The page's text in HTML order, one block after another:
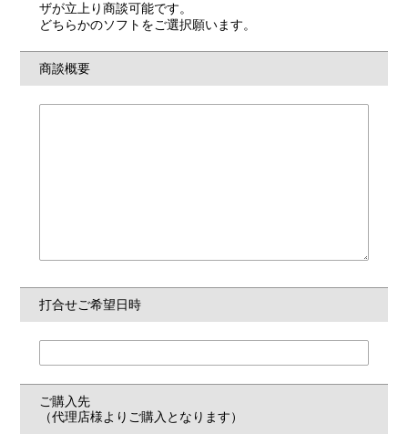
ザが立上り商談可能です。
どちらかのソフトをご選択願います。
商談概要
打合せご希望日時
ご購入先
（代理店様より ご購入となります）